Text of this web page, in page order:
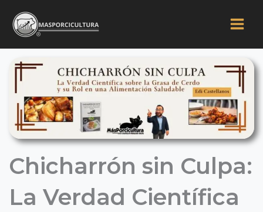
Chicharrón sin Culpa:
La Verdad Científica